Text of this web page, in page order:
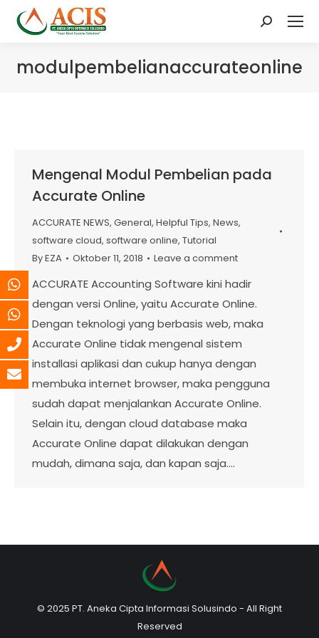
Search:
modulpembelianaccurateonline
Mengenal Modul Pembelian pada
Accurate Online
ACCURATE NEWS, General, Helpful Tips, News,
software cloud, software online, Tutorial
ByEZA Oktober 11, 2018 Leave a comment
ACCURATE Accounting Software kini hadir
dengan versi Online, yaitu Accurate Online.
Dengan teknologi yang berbasis web, maka
Accurate Online tidak mengenal sistem
installasi aplikasi dan cukup hanya dengan
membuka internet browser, maka pengguna
sudah dapat menjalankan Accurate Online.
Selain itu, dengan cloud database maka
Accurate Online dapat dilakukan dengan
mudah, dimana saja, dan kapan saja.…
© 2025 PT. Aneka Cipta Informasi Solusindo - All Right
Reserved